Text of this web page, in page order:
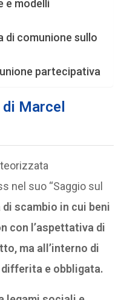
e modelli
di comunione sullo
partecipativa
di Marcel
nel suo “Saggio sul
scambio in cui beni
con l’aspettativa di
ma all’interno di
e obbligata.